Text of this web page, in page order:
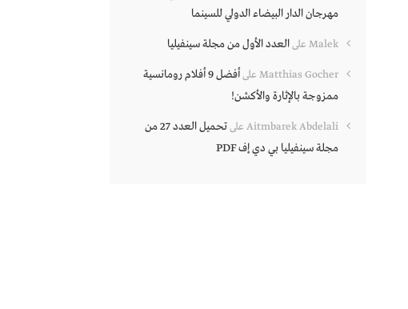
مهرجان الدار البيضاء الدولي للسينما
Malek علىالعدد الأول من مجلة سينفيليا
Matthias Gocher على
أفضل 9 أفلام رومانسية
ممزوجة بالإثارة والأكشن!
Aitmbarek Abdelali على
تحميل العدد 27 من
مجلة سينفيليا بي دي إف PDF